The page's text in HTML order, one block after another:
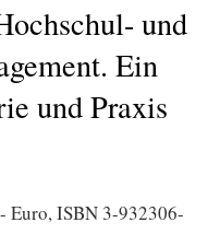
und
Ein
und Praxis
Euro, ISBN 3-932306-